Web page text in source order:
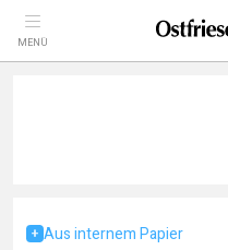
MENÜ
Aus internem Papier